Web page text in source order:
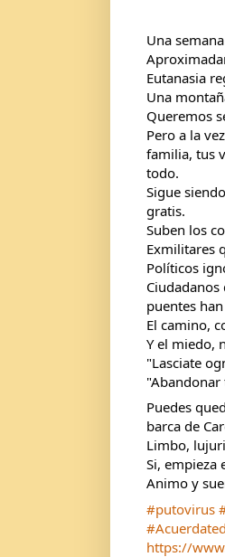
Una
Eutanasia
Una
Queremos
Pero a la
familia, tus
todo.
Sigue
gratis.
Suben los
Exmilitares
Políticos
puentes
El camino,
Y el miedo,
"Lasciate
"Abandonar
Puedes
barca de
Limbo,
Si, empieza
Animo y
#putovirus
https://